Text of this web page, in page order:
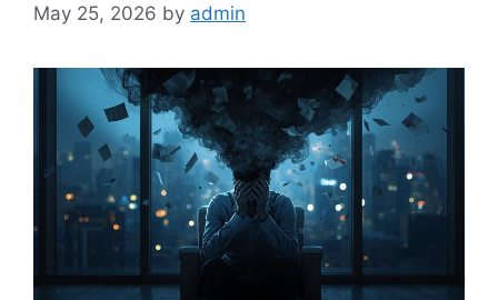
May 25, 2026 by admin